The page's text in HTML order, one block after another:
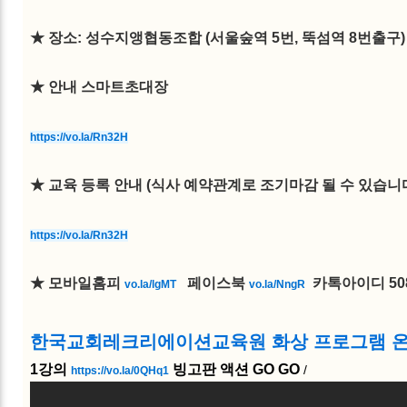
★ 장소: 성수지앵협동조합 (서울숲역 5번, 뚝섬역 8번출구
★ 안내 스마트초대장
https://vo.la/Rn32H
★ 교육 등록 안내 (식사 예약관계로 조기마감 될 수 있습
https://vo.la/Rn32H
★ 모바일홈피 vo.la/lgMT 페이스북 vo.la/NngR 카톡아이디
한국교회레크리에이션교육원 화상 프로그램
1강의https://vo.la/0QHq1 빙고판 액션 GO GO /